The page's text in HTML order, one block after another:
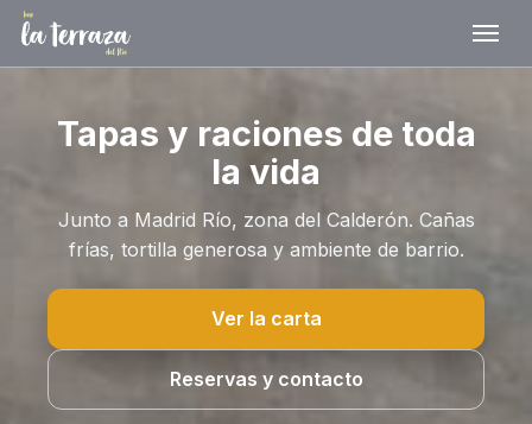
Tapas y raciones de toda
la vida
Junto a Madrid Río, zona del Calderón. Cañas
frías, tortilla generosa y ambiente de barrio.
Ver la carta
Reservas y contacto